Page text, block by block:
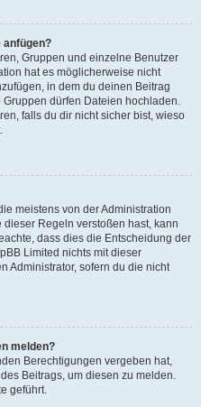
anfügen?
Gruppen und einzelne Benutzer
hat es möglicherweise nicht
in dem du deinen Beitrag
dürfen Dateien hochladen.
falls du dir nicht sicher bist, wieso
meistens von der Administration
Regeln verstoßen hast, kann
dass dies die Entscheidung der
Limited nichts mit dieser
Administrator, sofern du die nicht
melden?
Berechtigungen vergeben hat,
Beitrags, um diesen zu melden.
geführt.